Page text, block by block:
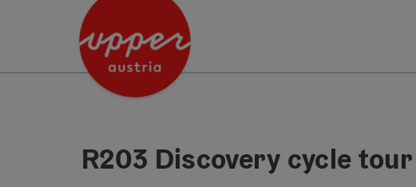
Accesskey
Accesskey
R203 Discovery cycle